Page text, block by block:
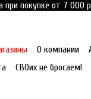
при покупке от 7 000
О компании
СВОих не бросаем!